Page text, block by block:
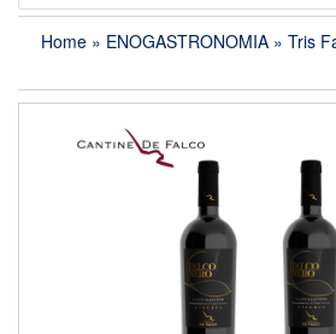
Home » ENOGASTRONOMIA » Tris